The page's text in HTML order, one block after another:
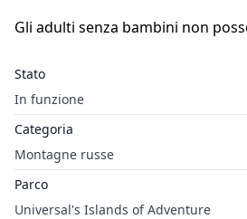
Gli adulti senza bambini non
Stato
In funzione
Categoria
Montagne russe
Parco
Universal's Islands of Adventure